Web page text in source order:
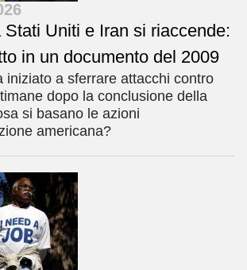
Stati Uniti e Iran si riaccende:
in un documento del 2009
iniziato a sferrare attacchi contro
dopo la conclusione della
si basano le azioni
americana?